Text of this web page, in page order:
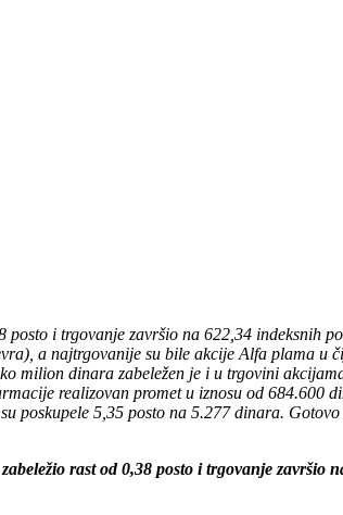
i trgovanje završio na 622,34 indeksnih
a najtrgovanije su bile akcije Alfa plama
milion dinara zabeležen je i u trgovini
realizovan promet u iznosu od 684.600
poskupele 5,35 posto na 5.277 dinara.
rast od 0,38 posto i trgovanje završio